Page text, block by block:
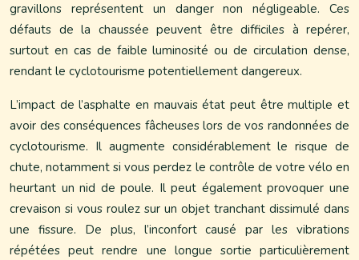
gravillons représentent un danger non négligeable. Ces
défauts de la chaussée peuvent être difficiles à repérer,
surtout en cas de faible luminosité ou de circulation dense,
rendant le cyclotourisme potentiellement dangereux.
L’impact de l’asphalte en mauvais état peut être multiple et
avoir des conséquences fâcheuses lors de vos randonnées de
cyclotourisme. Il augmente considérablement le risque de
chute, notamment si vous perdez le contrôle de votre vélo en
heurtant un nid de poule. Il peut également provoquer une
crevaison si vous roulez sur un objet tranchant dissimulé dans
une fissure. De plus, l’inconfort causé par les vibrations
répétées peut rendre une longue sortie particulièrement